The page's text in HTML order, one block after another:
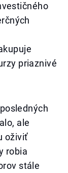
priaznivé
ale
oživiť
robia
stále